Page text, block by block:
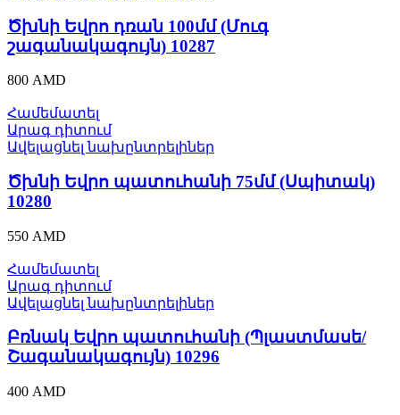
Ծխնի Եվրո դռան 100մմ (Մուգ
շագանակագույն) 10287
800 AMD
Համեմատել
Արագ դիտում
Ավելացնել նախընտրելիներ
Ծխնի Եվրո պատուհանի 75մմ (Սպիտակ)
10280
550 AMD
Համեմատել
Արագ դիտում
Ավելացնել նախընտրելիներ
Բռնակ Եվրո պատուհանի (Պլաստմասե/
Շագանակագույն) 10296
400 AMD